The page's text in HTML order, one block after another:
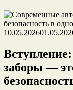
10.05.2026
заборы —